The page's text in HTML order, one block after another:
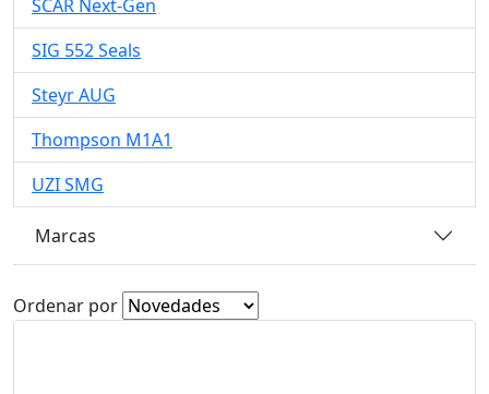
SCAR Next-Gen
SIG 552 Seals
Steyr AUG
Thompson M1A1
UZI SMG
Marcas
Ordenar por